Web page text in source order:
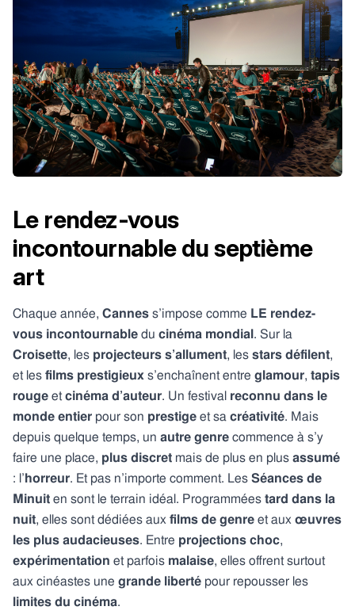
Le rendez-vous
incontournable du septième
art
Chaque année, Cannes s’impose comme LE rendez-
vous incontournable du cinéma mondial . Sur la
Croisette, les projecteurs s’allument, les stars défilent,
et les films prestigieux s’enchaînent entre glamour, tapis
rouge et cinéma d’auteur. Un festival reconnu dans le
monde entier pour son prestige et sa créativité. Mais
depuis quelque temps, un autre genre commence à s’y
faire une place, plus discret mais de plus en plus assumé
: l’ horreur. Et pas n’importe comment. Les Séances de
Minuit en sont le terrain idéal. Programmées tard dans la
nuit, elles sont dédiées aux films de genre et aux œuvres
les plus audacieuses. Entre projections choc,
expérimentation et parfois malaise, elles offrent surtout
aux cinéastes une grande liberté pour repousser les
limites du cinéma.